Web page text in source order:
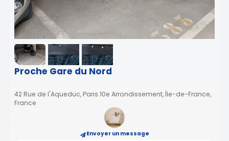
Proche Gare du Nord
42 Rue de l'Aqueduc, Paris 10e Arrondissement, Île-de-France,
France
Envoyer un message